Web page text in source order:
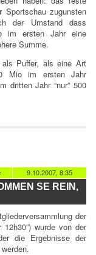
Sportschau zugunsten
der Umstand dass
im ersten Jahr eine
Summe.
Puffer, als eine Art
Mio im ersten Jahr
dritten Jahr “nur” 500
9.10.2007, 8:35
SE REIN,
der
wurde von der
die Ergebnisse der